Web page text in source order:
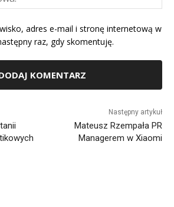
adres e-mail i stronę internetową w
raz, gdy skomentuję.
Następny artykuł
Mateusz Rzempała PR
Managerem w Xiaomi